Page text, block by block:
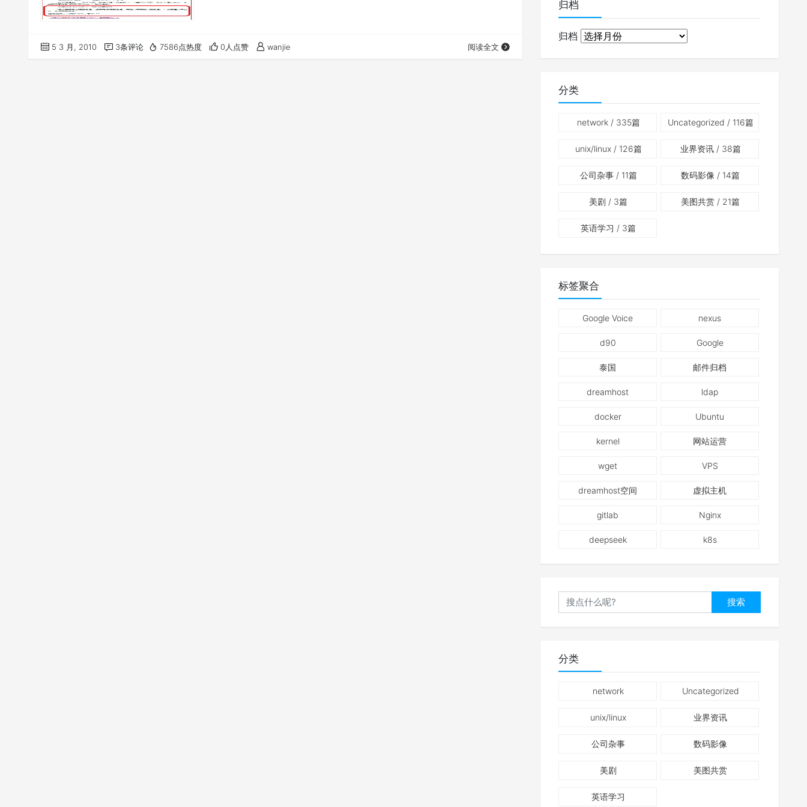
5 3 月, 2010 3条评论 7586点热度 0人点赞 wanjie 阅读全文
归档
归档
分类
network/ 335篇 Uncategorized / 116篇
unix/linux/ 126篇 业界资讯/ 38篇
公司杂事/ 11篇 数码影像 / 14篇
美剧 / 3篇 美图共赏 / 21篇
英语学习 / 3篇
标签聚合
Google Voice nexus
d90 Google
泰国 邮件归档
dreamhost ldap
docker Ubuntu
kernel 网站运营
wget VPS
dreamhost空间 虚拟主机
gitlab Nginx
deepseek k8s
搜索
分类
network Uncategorized
unix/linux 业界资讯
公司杂事 数码影像
美剧 美图共赏
英语学习